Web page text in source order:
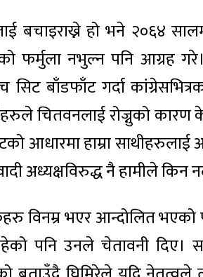
बचाइराख्ने हो भने २०६४
फर्मुला नभुल्न पनि आग्रह
सिट बाँडफाँट गर्दा
चितवनलाई रोज्नुको कारण
आधारमा हाम्रा
अध्यक्षविरुद्ध नै हामीले किन
विनम्र भएर आन्दोलित भएको
पनि उनले चेतावनी दिए।